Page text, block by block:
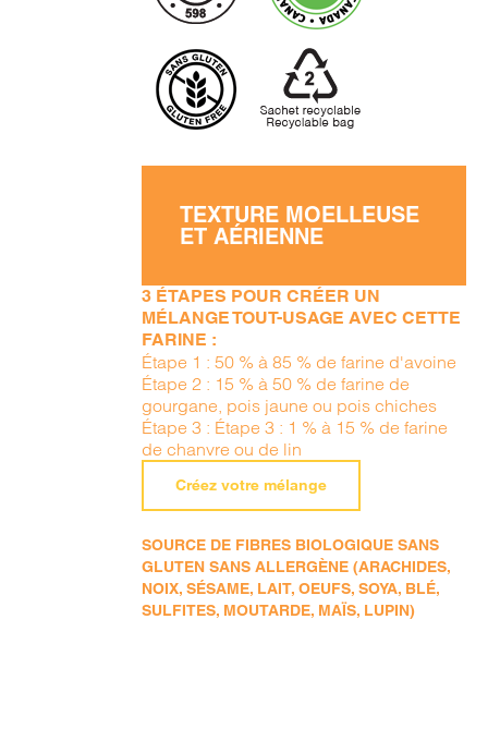
TEXTURE MOELLEUSE
ET AÉRIENNE
3 ÉTAPES POUR CRÉER UN
MÉLANGE TOUT-USAGE AVEC CETTE
FARINE :
Étape 1 : 50 % à 85 % de farine d'avoine
Étape 2 : 15 % à 50 % de farine de
gourgane, pois jaune ou pois chiches
Étape 3 : Étape 3 : 1 % à 15 % de farine
de chanvre ou de lin
Créez votre mélange
SOURCE DE FIBRES BIOLOGIQUE SANS
GLUTEN SANS ALLERGÈNE (ARACHIDES,
NOIX, SÉSAME, LAIT, OEUFS, SOYA, BLÉ,
SULFITES, MOUTARDE, MAÏS, LUPIN)